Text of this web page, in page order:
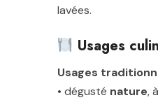
lavées.
Usages
Usages
• dégusté nature,